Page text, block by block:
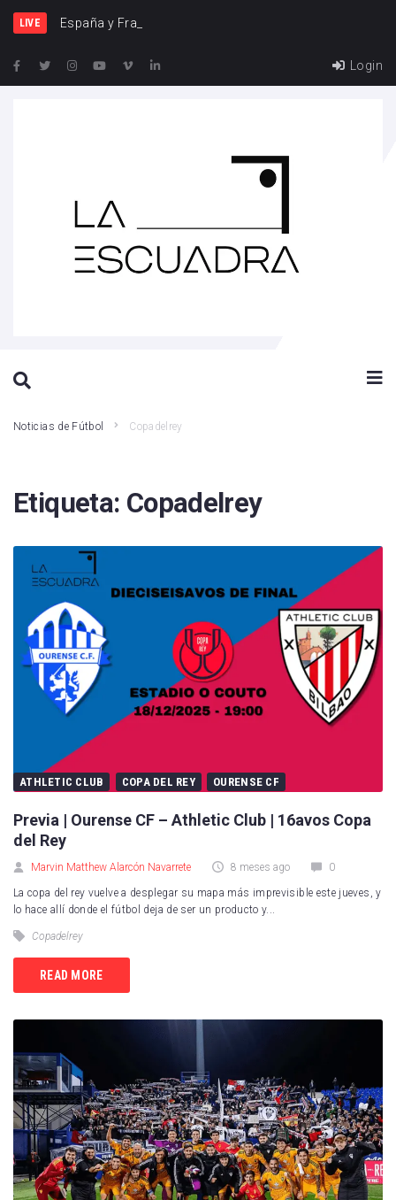
LIVE España y Francia, una rivalidad
Login
Noticias de Fútbol Copadelrey
Etiqueta: Copadelrey
ATHLETIC CLUB COPA DEL REY OURENSE CF
Previa | Ourense CF – Athletic Club | 16avos Copa
del Rey
Marvin Matthew Alarcón Navarrete 8 meses ago 0
La copa del rey vuelve a desplegar su mapa más imprevisible este jueves, y
lo hace allí donde el fútbol deja de ser un producto y...
Copadelrey
READ MORE